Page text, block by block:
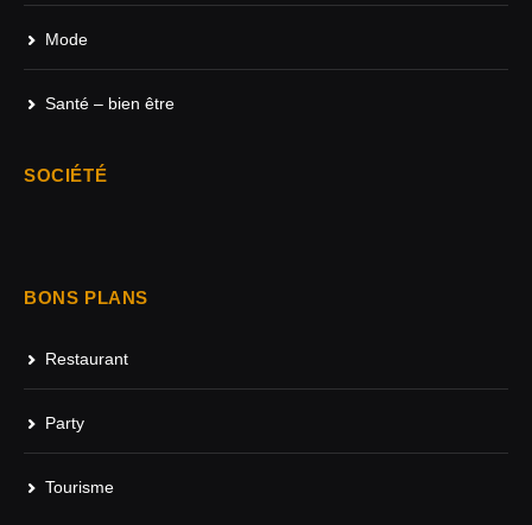
Mode
Santé – bien être
SOCIÉTÉ
BONS PLANS
Restaurant
Party
Tourisme